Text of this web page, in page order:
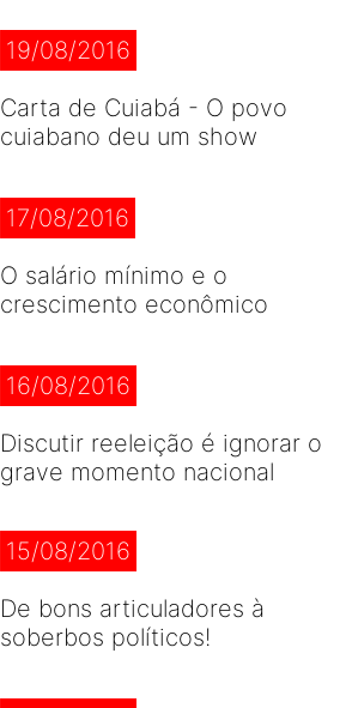
19/08/2016
Carta de Cuiabá - O povo
cuiabano deu um show
17/08/2016
O salário mínimo e o
crescimento econômico
16/08/2016
Discutir reeleição é ignorar o
grave momento nacional
15/08/2016
De bons articuladores à
soberbos políticos!